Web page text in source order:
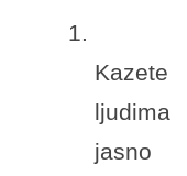
1.
Kazete
ljudima
jasno